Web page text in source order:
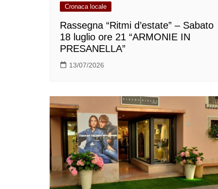
Cronaca locale
Rassegna “Ritmi d’estate” – Sabato
18 luglio ore 21 “ARMONIE IN
PRESANELLA”
13/07/2026